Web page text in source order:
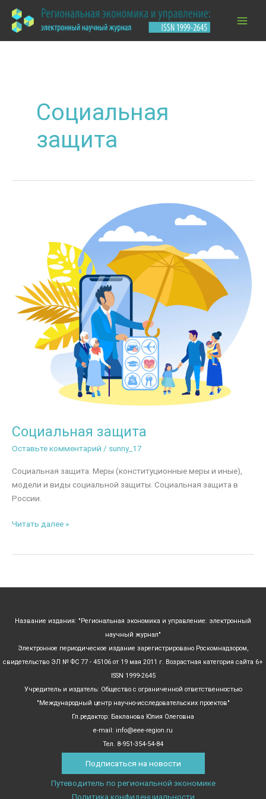
содержимому
Социальная
защита
Социальная защита
Оставьте комментарий / sunny_17
Социальная защита. Меры (конституционные меры и иные),
модели и виды социальной защиты. Социальная защита в
России.
Социальная
Читать далее »
Название издания: "Региональная экономика и управление: электронный
научный журнал"
Электронное периодическое издание зарегистрировано Роскомнадзором,
свидетельство ЭЛ № ФС 77 - 45106 от 19 мая 2011 г. Возрастная категория сайта 6+
ISSN 1999-2645
Учредитель и издатель: Общество с ограниченной ответственностью
"Международный центр научно-исследовательских проектов"
Гл.редактор: Бакланова Юлия Олеговна
e-mail: info@eee-region.ru
Тел. 8-951-354-54-84
Подписаться на новости
Путеводитель по региональной экономике
Политика конфиденциальности